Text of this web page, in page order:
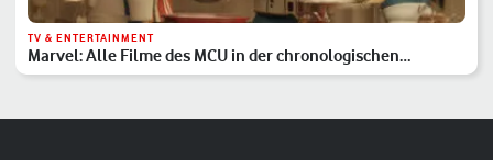
TV & ENTERTAINMENT
Marvel: Alle Filme des MCU in der chronologischen
Reihenfolge